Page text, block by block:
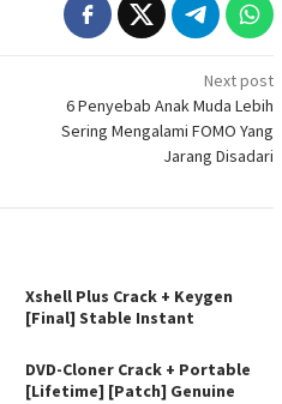
Next post
6 Penyebab Anak Muda Lebih
Sering Mengalami FOMO Yang
Jarang Disadari
Xshell Plus Crack + Keygen
[Final] Stable Instant
DVD-Cloner Crack + Portable
[Lifetime] [Patch] Genuine